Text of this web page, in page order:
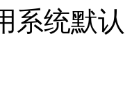
系统默认